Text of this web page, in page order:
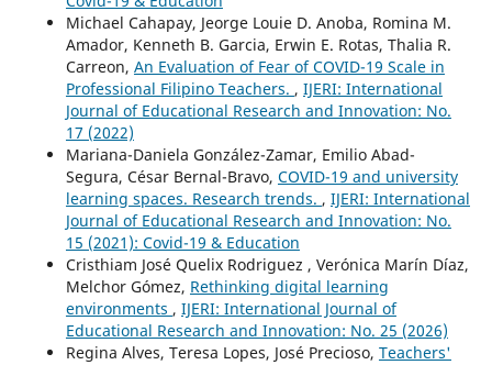
Michael Cahapay, Jeorge Louie D. Anoba, Romina M.
Amador, Kenneth B. Garcia, Erwin E. Rotas, Thalia R.
Carreon, An Evaluation of Fear of COVID-19 Scale in
Professional Filipino Teachers. , IJERI: International
Journal of Educational Research and Innovation: No.
17 (2022)
Mariana-Daniela González-Zamar, Emilio Abad-
Segura, César Bernal-Bravo, COVID-19 and university
learning spaces. Research trends. , IJERI: International
Journal of Educational Research and Innovation: No.
15 (2021): Covid-19 & Education
Cristhiam José Quelix Rodriguez , Verónica Marín Díaz,
Melchor Gómez, Rethinking digital learning
environments , IJERI: International Journal of
Educational Research and Innovation: No. 25 (2026)
Regina Alves, Teresa Lopes, José Precioso, Teachers'